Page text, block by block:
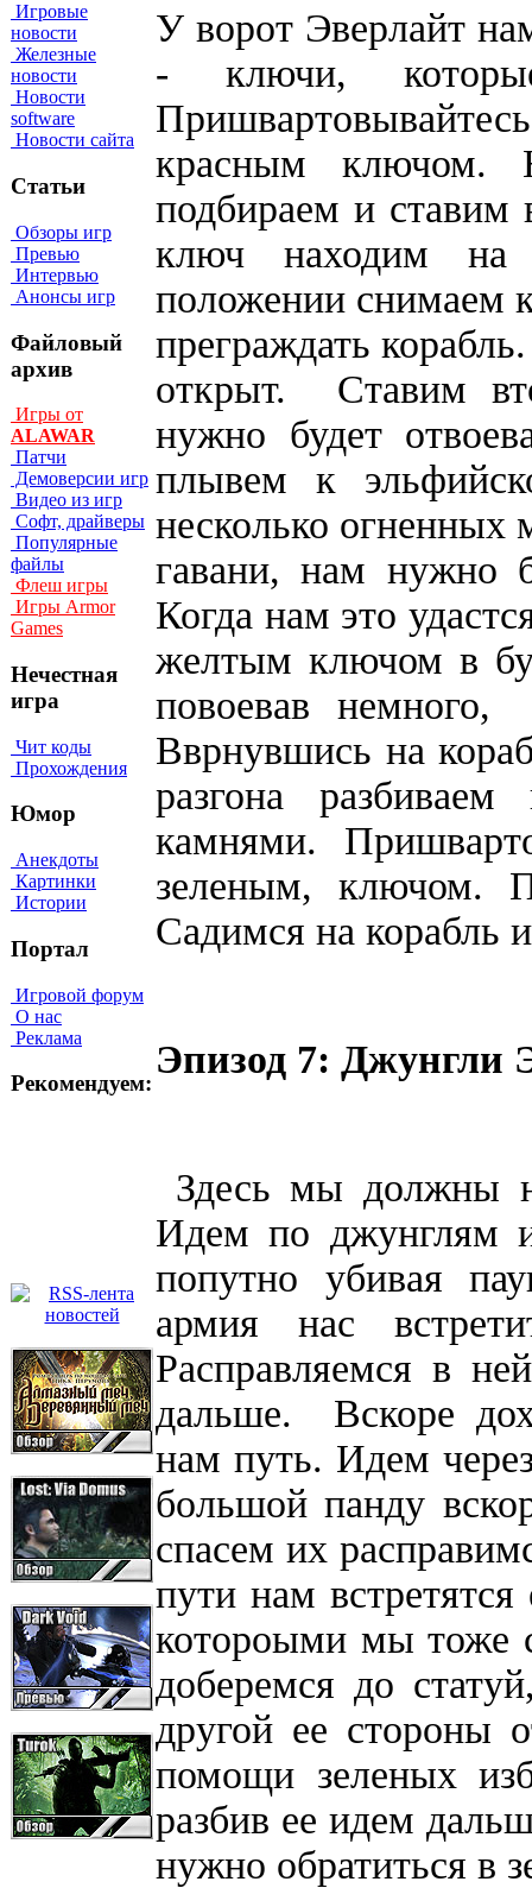
Игровые
новости
Железные
новости
Новости
software
Новости сайта
Статьи
Обзоры игр
Превью
Интервью
Анонсы игр
Файловый
архив
Игры от
ALAWAR
Патчи
Демоверсии игр
Видео из игр
Софт, драйверы
Популярные
файлы
Флеш игры
Игры Armor
Games
Нечестная
игра
Чит коды
Прохождения
Юмор
Анекдоты
Картинки
Истории
Портал
Игровой форум
О нас
Реклама
Рекомендуем:
У ворот Эверлайт
- ключи,
красным ключом.
подбираем и
ключ находим
положении снимаем
преграждать
открыт. Ставим
нужно будет
плывем к
несколько
гавани, нам нужно
Когда нам это
желтым ключом в
повоевав
Вврнувшись на
разгона
камнями.
зеленым, ключом.
Садимся на корабль
Эпизод 7: Джунгли
Здесь мы должны
Идем по джунглям
попутно убивая
армия нас
Расправляемся в
дальше. Вскоре
нам путь. Идем
большой панду
спасем их
пути нам
котороыми мы тоже
доберемся до
другой ее стороны
помощи зеленых
разбив ее идем
нужно обратиться в